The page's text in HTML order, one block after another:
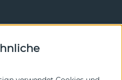
Sie vor allen anderen